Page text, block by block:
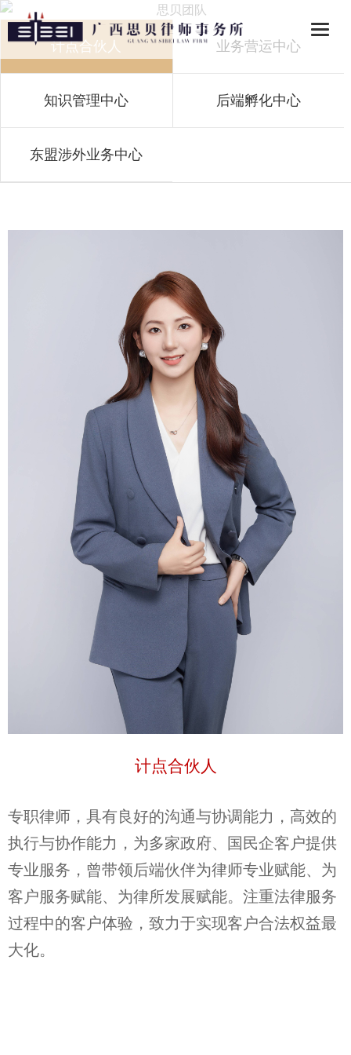
SIBEITUANDUI
计点合伙人 业务营运中心
知识管理中心 后端孵化中心
东盟涉外业务中心
计点合伙人
专职律师，具有良好的沟通与协调能力，高效的
执行与协作能力，为多家政府、国民企客户提供
专业服务， 曾带领后端伙伴为律师专业赋能、为
客户服务赋能、为律所发展赋能。注重法律服务
过程中的客户体验，致力于实现客户合法权益最
大化。